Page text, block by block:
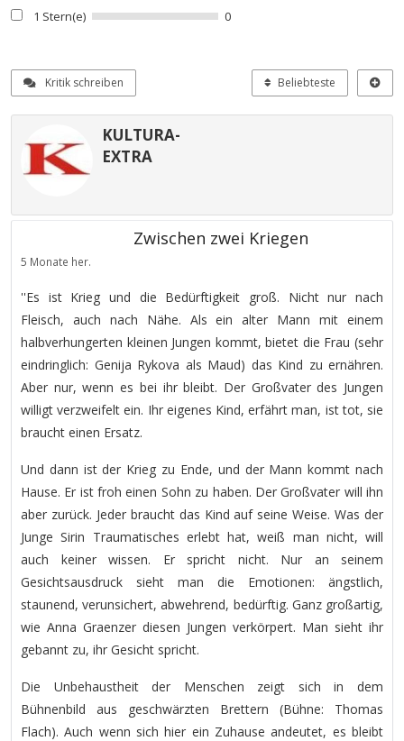
1 Stern(e) 0
Kritik schreiben Beliebteste
KULTURA-
EXTRA
Zwischen zwei Kriegen
5 Monate her.
''Es ist Krieg und die Bedürftigkeit groß. Nicht nur nach
Fleisch, auch nach Nähe. Als ein alter Mann mit einem
halbverhungerten kleinen Jungen kommt, bietet die Frau (sehr
eindringlich: Genija Rykova als Maud) das Kind zu ernähren.
Aber nur, wenn es bei ihr bleibt. Der Großvater des Jungen
willigt verzweifelt ein. Ihr eigenes Kind, erfährt man, ist tot, sie
braucht einen Ersatz.
Und dann ist der Krieg zu Ende, und der Mann kommt nach
Hause. Er ist froh einen Sohn zu haben. Der Großvater will ihn
aber zurück. Jeder braucht das Kind auf seine Weise. Was der
Junge Sirin Traumatisches erlebt hat, weiß man nicht, will
auch keiner wissen. Er spricht nicht. Nur an seinem
Gesichtsausdruck sieht man die Emotionen: ängstlich,
staunend, verunsichert, abwehrend, bedürftig. Ganz großartig,
wie Anna Graenzer diesen Jungen verkörpert. Man sieht ihr
gebannt zu, ihr Gesicht spricht.
Die Unbehaustheit der Menschen zeigt sich in dem
Bühnenbild aus geschwärzten Brettern (Bühne: Thomas
Flach). Auch wenn sich hier ein Zuhause andeutet, es bleibt